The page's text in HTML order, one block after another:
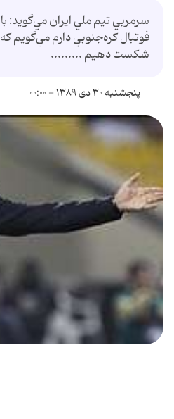
سرمربي تيم ملي ايران مي‌گويد:
فوتبال كره‌جنوبي دارم مي‌گويم
شكست دهيم .........
پنجشنبه ۳۰ دی ۱۳۸۹ - ۰۰:۰۰